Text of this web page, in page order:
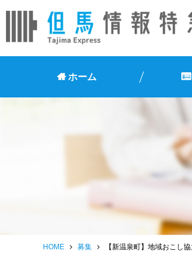
ホーム
HOME 募集 【新温泉町】地域おこし